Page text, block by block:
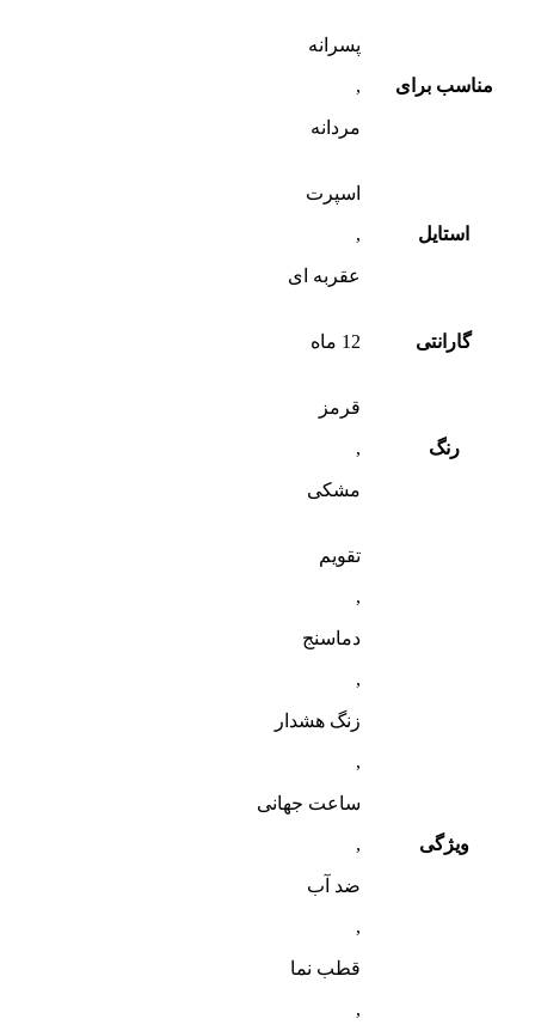
مناسب برای
پسرانه
,
مردانه
استایل
اسپرت
,
عقربه ای
گارانتی 12 ماه
رنگ
قرمز
,
مشکی
ویژگی
تقویم
,
دماسنج
,
زنگ هشدار
,
ساعت جهانی
,
ضد آب
,
قطب‌ نما
,